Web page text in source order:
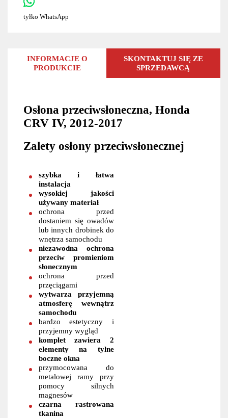
tyłko WhatsApp
INFORMACJE O
PRODUKCIE
SKONTAKTUJ SIĘ ZE
SPRZEDAWCĄ
Osłona przeciwsłoneczna, Honda
CRV IV, 2012-2017
Zalety osłony przeciwsłonecznej
szybka i łatwa
instalacja
wysokiej jakości
używany materiał
ochrona przed
dostaniem się owadów
lub innych drobinek do
wnętrza samochodu
niezawodna ochrona
przeciw promieniom
słonecznym
ochrona przed
przęciągami
wytwarza przyjemną
atmosferę wewnątrz
samochodu
bardzo estetyczny i
przyjemny wygląd
komplet zawiera 2
elementy na tylne
boczne okna
przymocowana do
metalowej ramy przy
pomocy silnych
magnesów
czarna rastrowana
tkanina